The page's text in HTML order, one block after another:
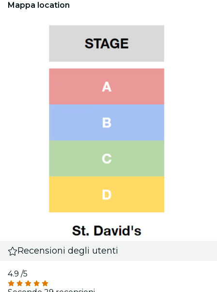
Mappa location
Recensioni degli utenti
4.9 /5